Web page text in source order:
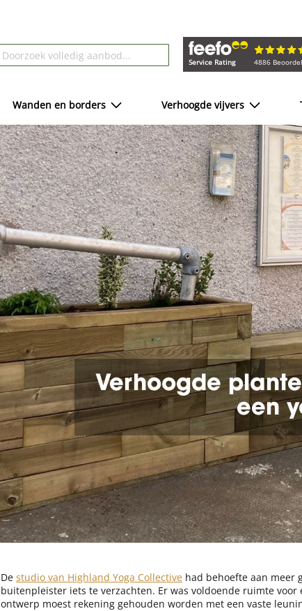
Service Rating 4886
Wanden en borders Verhoogde vijvers
Verhoogde
een
De studio van Highland Yoga Collective had behoefte aan meer
buitenpleister iets te verzachten. Er was voldoende ruimte
ontwerp moest rekening gehouden worden met een vaste